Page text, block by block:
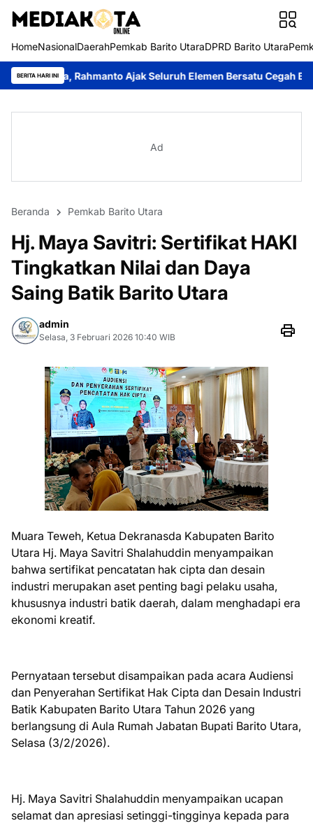
HomeNasionalDaerahPemkab Barito UtaraDPRD Barito Utara
BERITA HARI INIAjak Seluruh Elemen Bersatu Cegah Bencana Perkuat
Ad
Beranda Pemkab Barito Utara
Hj. Maya Savitri: Sertifikat HAKI
Tingkatkan Nilai dan Daya
Saing Batik Barito Utara
admin
Selasa, 3 Februari 2026 10:40 WIB
Muara Teweh, Ketua Dekranasda Kabupaten Barito
Utara Hj. Maya Savitri Shalahuddin menyampaikan
bahwa sertifikat pencatatan hak cipta dan desain
industri merupakan aset penting bagi pelaku usaha,
khususnya industri batik daerah, dalam menghadapi era
ekonomi kreatif.
Pernyataan tersebut disampaikan pada acara Audiensi
dan Penyerahan Sertifikat Hak Cipta dan Desain Industri
Batik Kabupaten Barito Utara Tahun 2026 yang
berlangsung di Aula Rumah Jabatan Bupati Barito Utara,
Selasa (3/2/2026).
Hj. Maya Savitri Shalahuddin menyampaikan ucapan
selamat dan apresiasi setinggi-tingginya kepada para